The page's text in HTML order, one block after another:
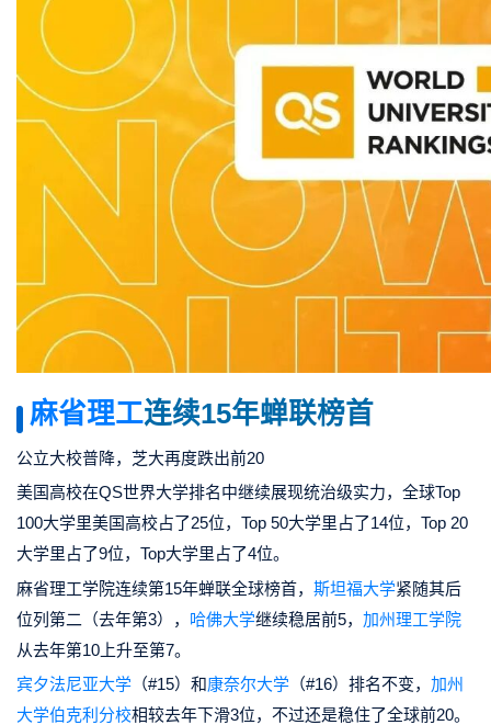
麻省理工连续15年蝉联榜首
公立大校普降，芝大再度跌出前20
美国高校在QS世界大学排名中继续展现统治级实力， 全球Top
100大学里美国高校占了25位，Top 50大学里占了14位，Top 20
大学里占了9位，Top大学里占了4位。
麻省理工学院连续第15年蝉联全球榜首， 斯坦福大学紧随其后
位列第二（去年第3）， 哈佛大学继续稳居前5， 加州理工学院
从去年第10上升至第7。
宾夕法尼亚大学 （#15）和康奈尔大学 （#16）排名不变， 加州
大学伯克利分校相较去年下滑3位，不过还是稳住了全球前20。